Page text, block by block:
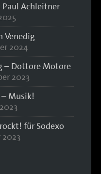
Paul Achleitner
Venedig
2024
– Dottore Motore
2023
– Musik!
für Sodexo
2023